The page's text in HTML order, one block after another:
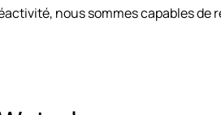
nous sommes capables de